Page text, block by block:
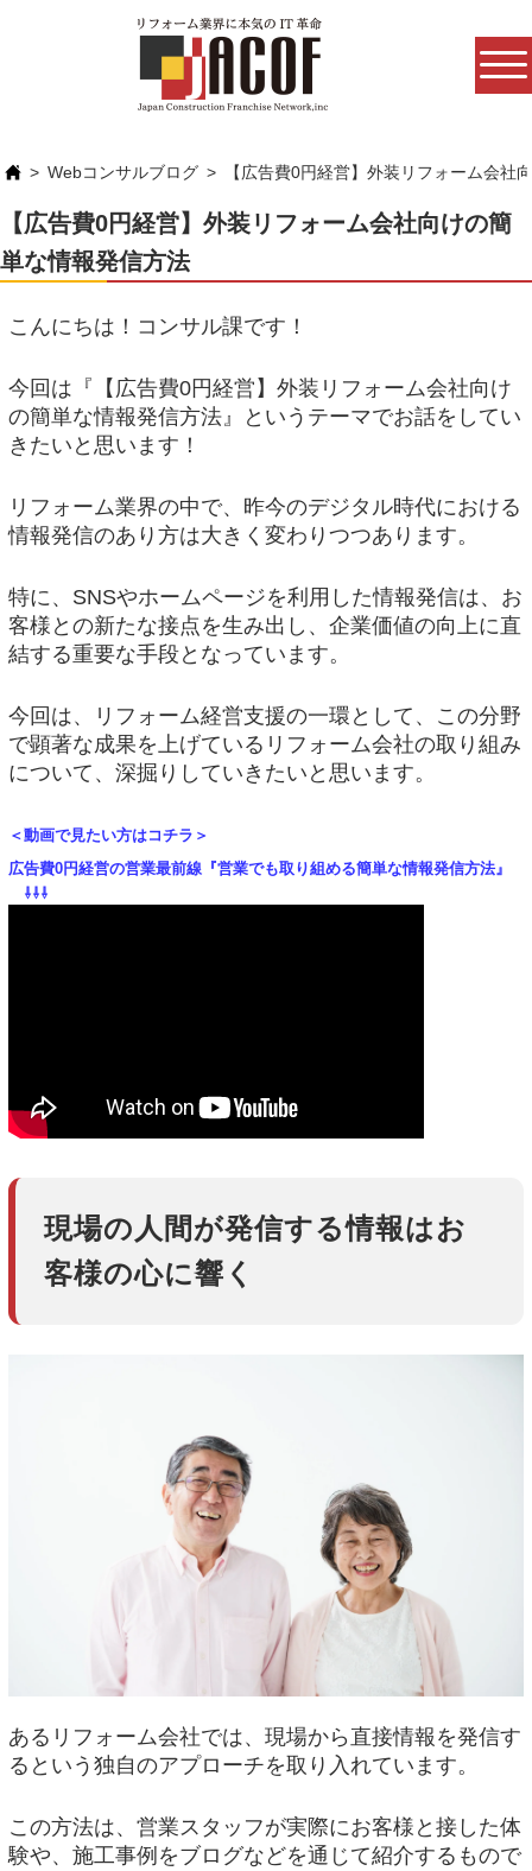
Webコンサルブログ 【広告費0円経営】外装リフォーム会社
【広告費0円経営】外装リフォーム会社向けの簡
単な情報発信方法
こんにちは！コンサル課です！
今回は『【広告費0円経営】外装リフォーム会社向け
の簡単な情報発信方法』というテーマでお話をしてい
きたいと思います！
リフォーム業界の中で、昨今のデジタル時代における
情報発信のあり方は大きく変わりつつあります。
特に、SNSやホームページを利用した情報発信は、お
客様との新たな接点を生み出し、企業価値の向上に直
結する重要な手段となっています。
今回は、リフォーム経営支援の一環として、この分野
で顕著な成果を上げているリフォーム会社の取り組み
について、深掘りしていきたいと思います。
＜動画で見たい方はコチラ＞
広告費0円経営の営業最前線『営業でも取り組める簡単な情報発信方法』
⇩⇩⇩
現場の人間が発信する情報はお
客様の心に響く
あるリフォーム会社では、現場から直接情報を発信す
るという独自のアプローチを取り入れています。
この方法は、営業スタッフが実際にお客様と接した体
験や、施工事例をブログなどを通じて紹介するもので